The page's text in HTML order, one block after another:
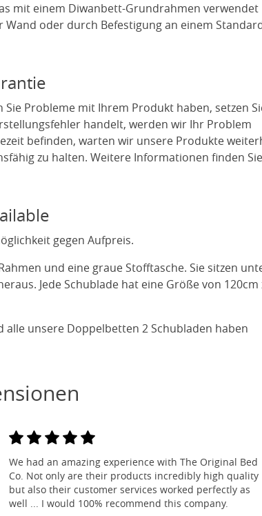
mit einem Diwanbett-Grundrahmen verwendet
oder durch Befestigung an einem
Probleme mit Ihrem Produkt haben, setzen
handelt, werden wir Ihr Problem
befinden, warten wir unsere Produkte
zu halten. Weitere Informationen finden
gegen Aufpreis.
und eine graue Stofftasche. Sie sitzen
Jede Schublade hat eine Größe von 120cm
unsere Doppelbetten 2 Schubladen haben
We had an amazing experience with The Original Bed
Co. Not only are their products incredibly high quality
but also their customer services worked perfectly as
well ... I would 100% recommend this company.